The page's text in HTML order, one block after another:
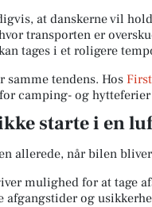
at danskerne vil
transporten er
tages i et roligere
tendens. Hos
camping- og
starte i en
allerede, når bilen
mulighed for at tage
afgangstider og